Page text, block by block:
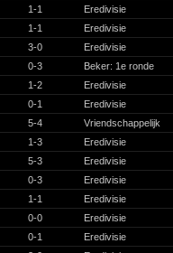
1-1
Eredivisie
1-1
Eredivisie
3-0
Eredivisie
0-3
Beker: 1e ronde
1-2
Eredivisie
0-1
Eredivisie
5-4
Vriendschappelijk
1-3
Eredivisie
5-3
Eredivisie
0-3
Eredivisie
1-1
Eredivisie
0-0
Eredivisie
0-1
Eredivisie